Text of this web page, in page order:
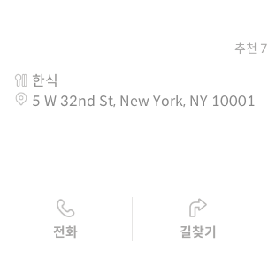
추천 7
한식
5 W 32nd St, New York, NY 10001
전화 길찾기